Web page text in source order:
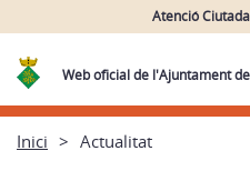
Atenció
Web oficial de l'Ajuntament
Inici Actualitat